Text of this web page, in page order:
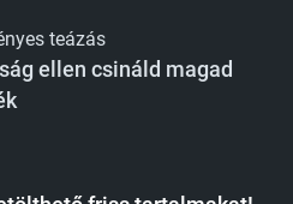
teázás
ellen csináld magad